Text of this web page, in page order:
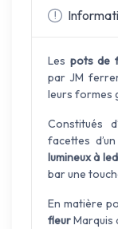
Les pots de
par JM
leurs formes
Constitués
facettes
lumineux à led
bar une
En matière
fleurMarquis